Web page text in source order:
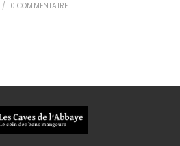
/ 0 COMMENTAIRE